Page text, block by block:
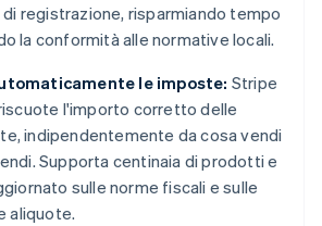
registrazione, risparmiando tempo
la conformità alle normative locali.
le imposte: Stripe
l'importo corretto delle
indipendentemente da cosa vendi
Supporta centinaia di prodotti e
sulle norme fiscali e sulle
aliquote.